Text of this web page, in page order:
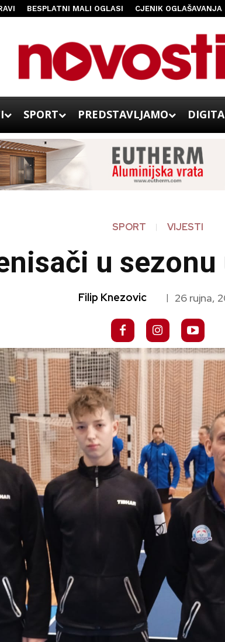
BESPLATNI MALI OGLASI CJENIK OGLAŠAVANJA
SPORT PREDSTAVLJAMO
SPORT VIJESTI
u
Filip Knezovic | 26 rujna,